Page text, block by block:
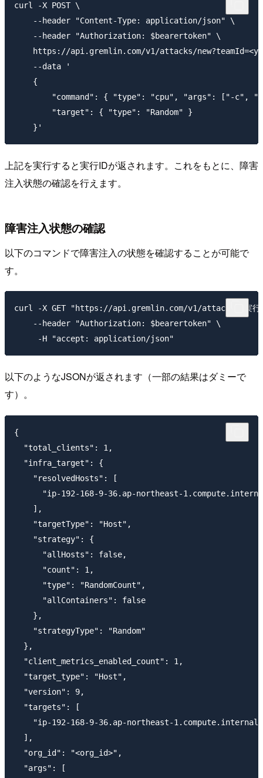
curl -X POST \
    --header "Content-Type: application/json" \
    --header "Authorization: $bearertoken" \
https://api.gremlin.com/v1/attacks/
    --data '
    {
"command": { "type": "cpu", "args": ["-c",
        "target": { "type": "Random" }
上記を実行すると実行IDが返されます。これをもとに、障害
注入状態の確認を行えます。
障害注入状態の確認
以下のコマンドで障害注入の状態を確認することが可能で
す。
curl -X GET "https://api.gremlin.com/v1/attacks/<実行
    --header "Authorization: $bearertoken" \
以下のようなJSONが返されます（一部の結果はダミーで
す）。
{
  "total_clients": 1,
  "infra_target": {
    "resolvedHosts": [
"ip-192-168-9-36.ap-northeast-
    ],
    "targetType": "Host",
    "strategy": {
      "allHosts": false,
      "count": 1,
      "type": "RandomCount",
      "allContainers": false
    },
    "strategyType": "Random"
  },
  "client_metrics_enabled_count": 1,
  "target_type": "Host",
  "version": 9,
  "targets": [
    "ip-192-168-9-36.ap-northeast-1.compute.internal"
  ],
  "org_id": "<org_id>",
  "args": [